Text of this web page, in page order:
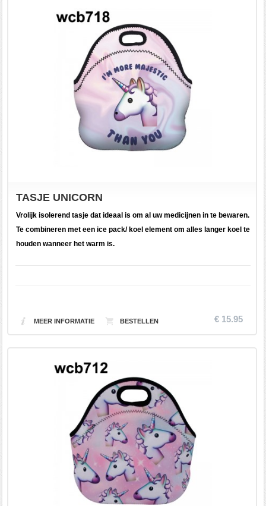
TASJE UNICORN
€ 15.95
Vrolijk isolerend tasje dat ideaal is om al uw medicijnen in te bewaren.
Te combineren met een ice pack/ koel element om alles langer koel te
houden wanneer het warm is.
MEER INFORMATIE